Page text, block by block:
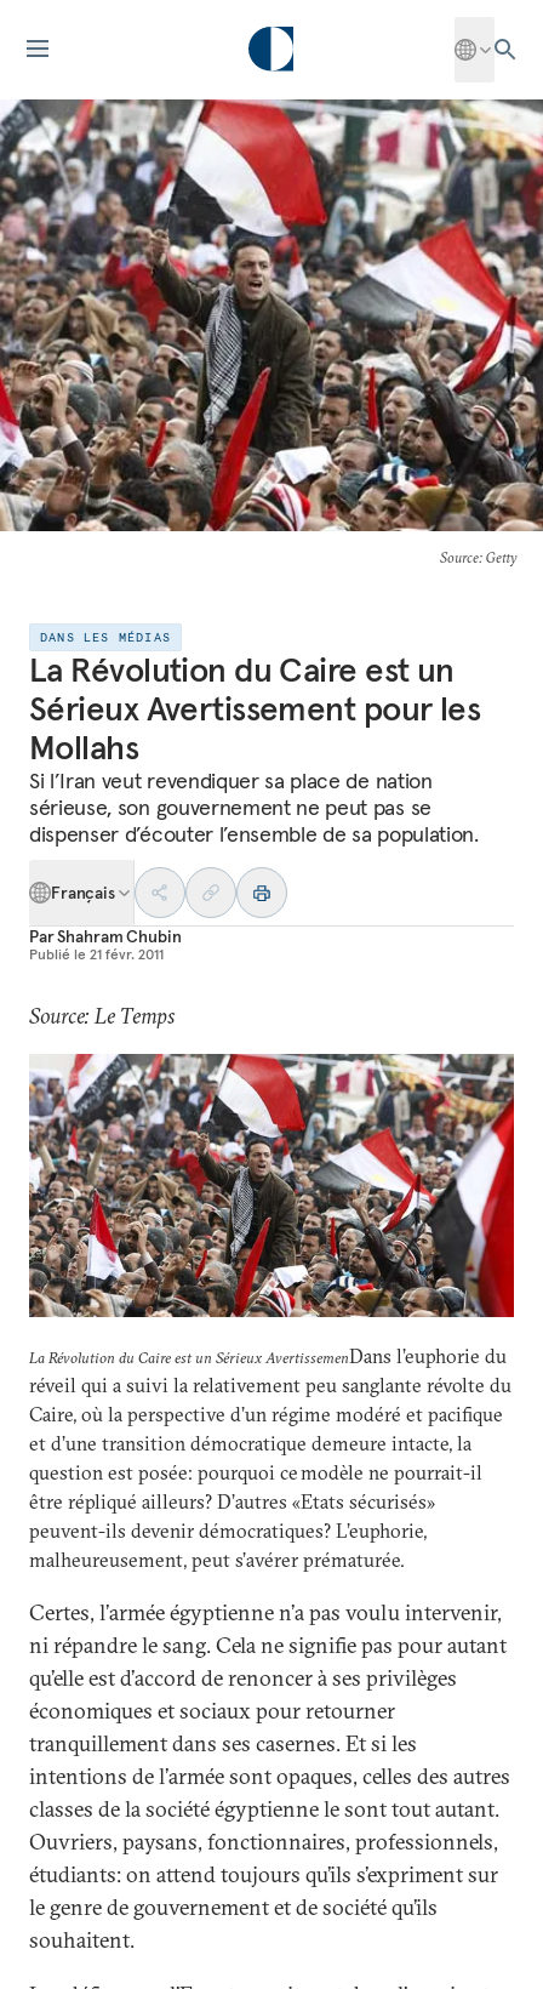
Source: Getty
DANS LES MÉDIAS
La Révolution du Caire est un
Sérieux Avertissement pour les
Mollahs
Si l’Iran veut revendiquer sa place de nation
sérieuse, son gouvernement ne peut pas se
dispenser d’écouter l’ensemble de sa population.
Français
ParShahram Chubin
Publié le 21 févr. 2011
Source: Le Temps
La Révolution du Caire est un Sérieux AvertissemenDans l’euphorie du
réveil qui a suivi la relativement peu sanglante révolte du
Caire, où la perspective d’un régime modéré et pacifique
et d’une transition démocratique demeure intacte, la
question est posée: pourquoi ce modèle ne pourrait-il
être répliqué ailleurs? D’autres «Etats sécurisés»
peuvent-ils devenir démocratiques? L’euphorie,
malheureusement, peut s’avérer prématurée.
Certes, l’armée égyptienne n’a pas voulu intervenir,
ni répandre le sang. Cela ne signifie pas pour autant
qu’elle est d’accord de renoncer à ses privilèges
économiques et sociaux pour retourner
tranquillement dans ses casernes. Et si les
intentions de l’armée sont opaques, celles des autres
classes de la société égyptienne le sont tout autant.
Ouvriers, paysans, fonctionnaires, professionnels,
étudiants: on attend toujours qu’ils s’expriment sur
le genre de gouvernement et de société qu’ils
souhaitent.